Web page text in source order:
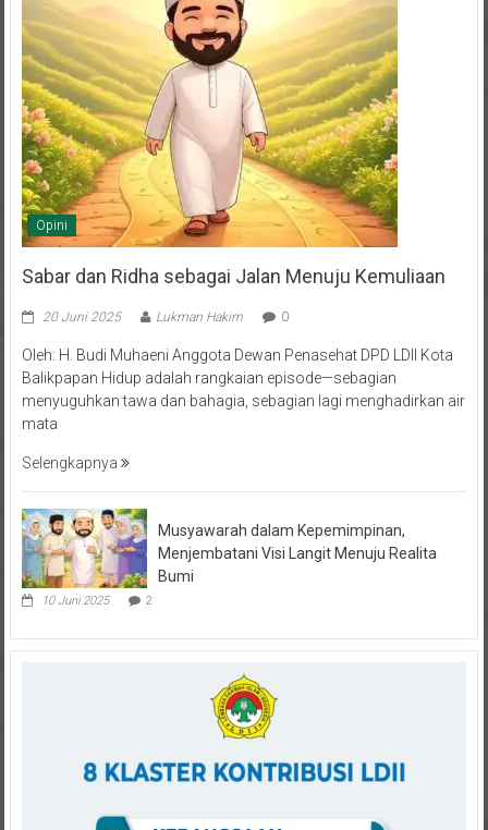
Opini
Sabar dan Ridha sebagai Jalan Menuju Kemuliaan
Balikpapan Hidup adalah rangkaian episode—sebagian
menyuguhkan tawa dan bahagia, sebagian lagi menghadirkan air
mata
Menjembatani Visi Langit Menuju Realita
Bumi
10 Juni 2025 2